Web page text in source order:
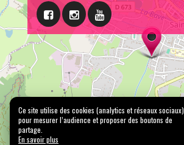
Ce site utilise des cookies (analytics et réseaux sociaux)
pour mesurer l’audience et proposer des boutons de
partage.
En savoir plus